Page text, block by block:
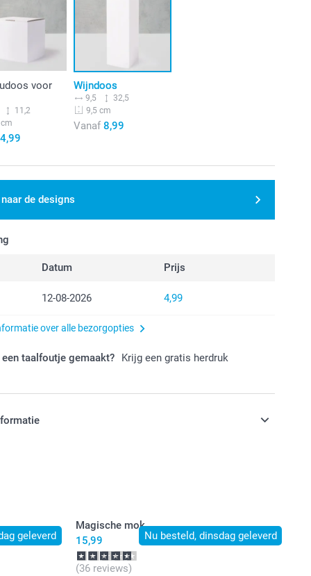
voor
11,2
Wijndoos
9,5
32,5
9,5 cm
Vanaf 8,99
naar de designs
Datum Prijs
12-08-2026 4,99
over alle bezorgopties
een taalfoutje gemaakt? Krijg een gratis herdruk
geleverd Nu besteld, dinsdag geleverd
Magische mok
15,99
(36 reviews)